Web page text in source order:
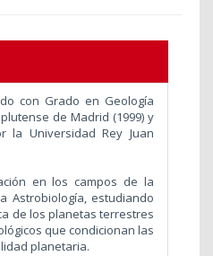
con Grado en Geología
de Madrid (1999) y
la Universidad Rey Juan
en los campos de la
Astrobiología, estudiando
de los planetas terrestres
que condicionan las
planetaria.